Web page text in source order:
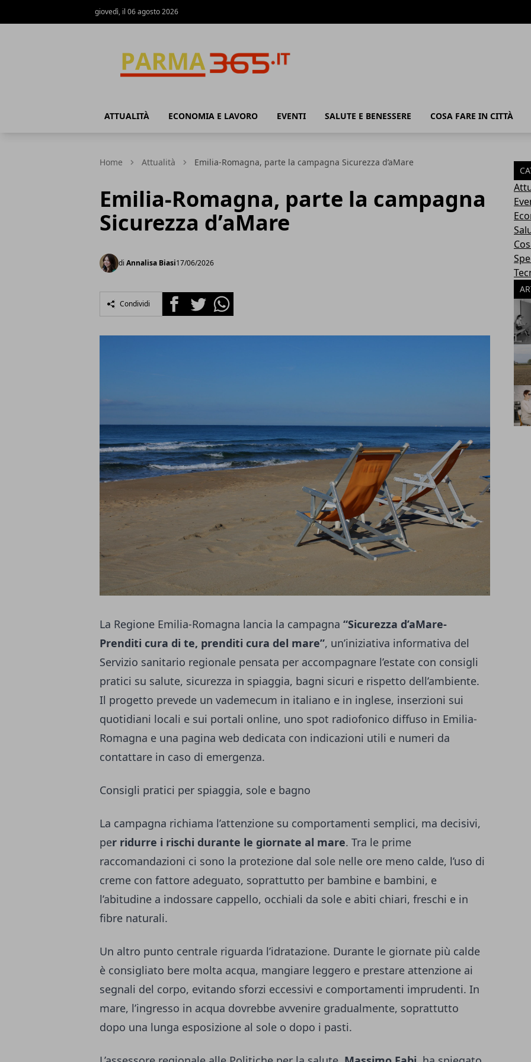
giovedì, il 06 agosto 2026
ATTUALITÀ ECONOMIA E LAVORO EVENTI SALUTE E BENESSERE COSA FARE IN CITTÀ
Home Attualità Emilia-Romagna, parte la campagna Sicurezza d’aMare
Emilia-Romagna, parte la campagna
Sicurezza d’aMare
di Annalisa Biasi17/06/2026
Condividi FacebookTwitterWhatsapp
La Regione Emilia-Romagna lancia la campagna “Sicurezza d’aMare-
Prenditi cura di te, prenditi cura del mare”, un’iniziativa informativa del
Servizio sanitario regionale pensata per accompagnare l’estate con consigli
pratici su salute, sicurezza in spiaggia, bagni sicuri e rispetto dell’ambiente.
Il progetto prevede un vademecum in italiano e in inglese, inserzioni sui
quotidiani locali e sui portali online, uno spot radiofonico diffuso in Emilia-
Romagna e una pagina web dedicata con indicazioni utili e numeri da
contattare in caso di emergenza.
Consigli pratici per spiaggia, sole e bagno
La campagna richiama l’attenzione su comportamenti semplici, ma decisivi,
per ridurre i rischi durante le giornate al mare. Tra le prime
raccomandazioni ci sono la protezione dal sole nelle ore meno calde, l’uso di
creme con fattore adeguato, soprattutto per bambine e bambini, e
l’abitudine a indossare cappello, occhiali da sole e abiti chiari, freschi e in
fibre naturali.
Un altro punto centrale riguarda l’idratazione. Durante le giornate più calde
è consigliato bere molta acqua, mangiare leggero e prestare attenzione ai
segnali del corpo, evitando sforzi eccessivi e comportamenti imprudenti. In
mare, l’ingresso in acqua dovrebbe avvenire gradualmente, soprattutto
dopo una lunga esposizione al sole o dopo i pasti.